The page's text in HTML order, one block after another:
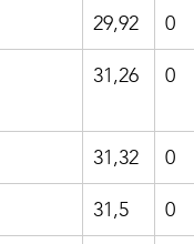
29,92 0
31,26 0
31,32 0
31,5 0